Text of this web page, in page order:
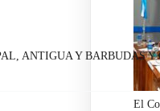
ANTIGUA Y BARBUDAS Y
El